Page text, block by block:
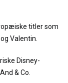
titler som
Valentin.
Disney-
& Co.